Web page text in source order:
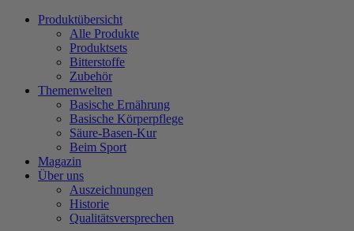
Zum
Produktübersicht
Alle Produkte
Produktsets
Bitterstoffe
Zubehör
Themenwelten
Basische Ernährung
Basische Körperpflege
Säure-Basen-Kur
Beim Sport
Magazin
Über uns
Auszeichnungen
Historie
Qualitätsversprechen